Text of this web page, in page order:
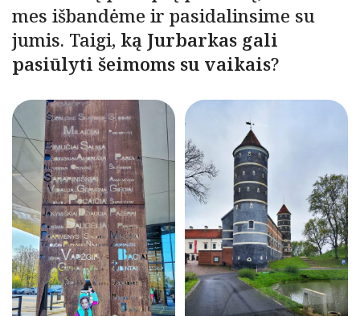
mes išbandėme ir pasidalinsime su
jumis. Taigi, ką Jurbarkas gali
pasiūlyti šeimoms su vaikais?